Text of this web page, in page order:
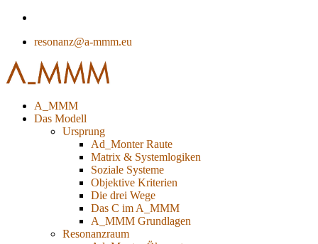
resonanz@a-mmm.eu
A_MMM
Das Modell
Ursprung
Ad_Monter Raute
Matrix & Systemlogiken
Soziale Systeme
Objektive Kriterien
Die drei Wege
Das C im A_MMM
A_MMM Grundlagen
Resonanzraum